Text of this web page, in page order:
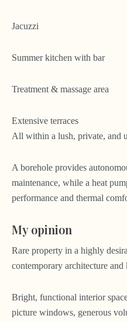
Jacuzzi
Summer kitchen with bar
Treatment & massage area
Extensive terraces
All within a lush, private, and
A borehole provides
maintenance, while a heat
performance and thermal
My opinion
Rare property in a highly
contemporary architecture
Bright, functional interior
picture windows, generous